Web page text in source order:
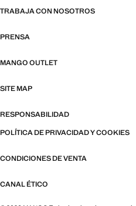
TRABAJA CON NOSOTROS
PRENSA
MANGO OUTLET
SITE MAP
RESPONSABILIDAD
POLÍTICA DE PRIVACIDAD Y COOKIES
CONDICIONES DE VENTA
CANAL ÉTICO